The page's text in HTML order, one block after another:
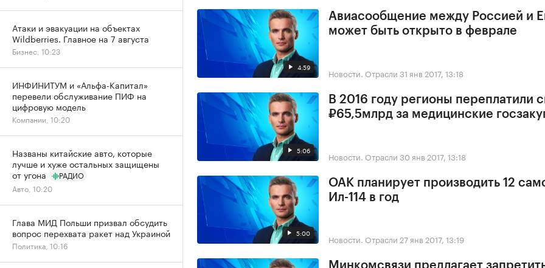
4:59
Авиасообщение между Россией и
может быть открыто в феврале
Новости. Отрасли 31 янв 2017, 13:18
5:06
В 2016 году регионы переплатили
₽65,5млрд за медицинские
Новости. Отрасли 30 янв 2017, 13:18
5:00
ОАК планирует производить 12
Ил-114 в год
Новости. Отрасли 27 янв 2017, 13:19
Атаки и эвакуации на объектах
Wildberries. Главное на 7 августа
Бизнес, 10:23
ИНФИНИТУМ и «Альфа-Капитал»
перевели обслуживание ПИФ на
цифровую модель
Компании, 10:20
Названы китайские авто, которые
лучше и хуже остальных защищены
от угона
РАДИО
Авто, 10:20
Глава МИД Польши призвал обсудить
вопрос перехвата ракет над Украиной
Политика, 10:16